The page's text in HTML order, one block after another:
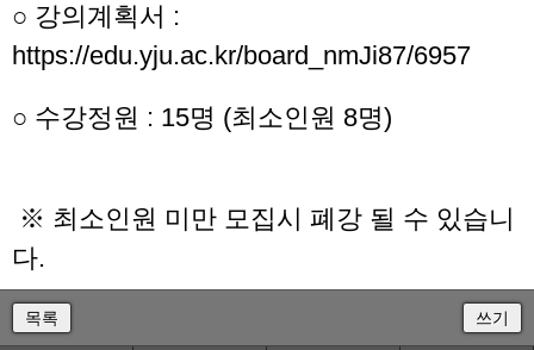
○ 강의계획서 :
https://edu.yju.ac.kr/board_nmJi87/6957
○ 수강정원 : 15명 (최소인원 8명)
※ 최소인원 미만 모집시 폐강 될 수 있습니
다.
목록 쓰기